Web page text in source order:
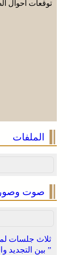
توقعات أحوال
الملفات
صوت
ثلاث جلسات
” بين التجديد